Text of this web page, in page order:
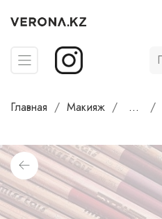
Главная Макияж ...